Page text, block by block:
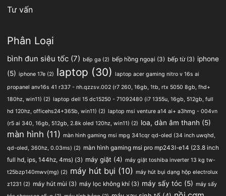
Tư vấn
Phân Loại
bình đun siêu tốc (7) bếp ga (2) bếp hồng ngoại (3) bếp từ(3) iphone
(5) iphone 17e (2) laptop (30)
laptop acer gaming nitro v 16s ai
propanel anv16s 41 r337 - nh.qzzsv.002 (r7 260, 16gb, 1tb, rtx 5050 8gb, fhd+
180hz, win11) (2) laptop dell 15 dc15250 - 71092480 (i7 1355u, 16gb, 512gb, full
hd 120hz, officehs24+365b, win11) (2) laptop msi venture a14 ai+ a3hmg - 004vn
(r5 ai 340, 16gb, 512gb, 2.8k oled 120hz, win11) (2) loa, dàn âm thanh (5)
màn hình (11) màn hình gaming msi mpg 341cqr qd-oled (34 inch uwqhd,
qd-oled, 360hz, 0.03ms) (2) màn hình gaming msi pro mp243l-e14 (23.8 inch
full hd, ips, 144hz, 4ms) (3) máy giặt (4) máy giặt toshiba inverter 13 kg tw-
t25bzp140mwv(mg) (2) máy hút bụi (10) máy hút bụi dạng hộp electrolux
z1231 (2) máy hút mùi (3) máy lọc không khí (3) máy sấy tóc (5) máy sấy